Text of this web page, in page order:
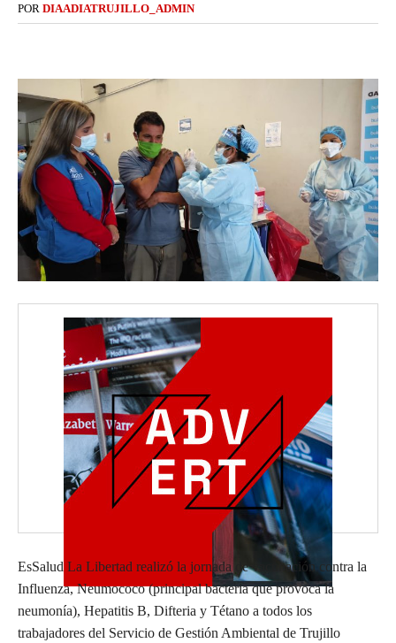
POR DIAADIATRUJILLO_ADMIN
EsSalud La Libertad realizó la jornada de vacunación contra la
Influenza, Neumococo (principal bacteria que provoca la
neumonía), Hepatitis B, Difteria y Tétano a todos los
trabajadores del Servicio de Gestión Ambiental de Trujillo